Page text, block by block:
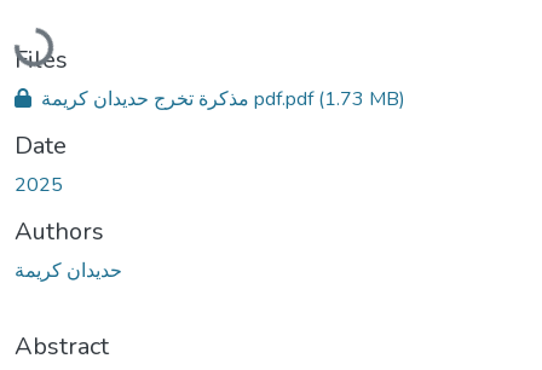
Loading...
Files
مذكرة تخرج حديدان كريمة pdf.pdf(1.73 MB)
Date
2025
Authors
حديدان كريمة
Abstract